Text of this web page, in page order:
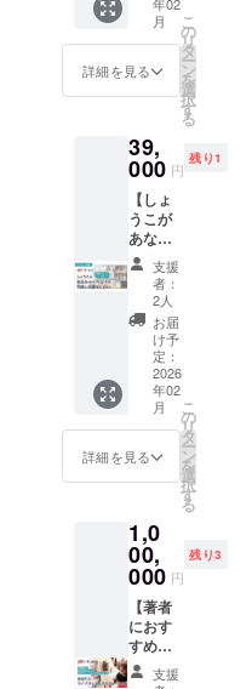
開催形
式：リ
オンラ
インい
能で
す。 開
催日：
2026年
2月から
12月末
までの
間で購
入者と
日程調
整。 ※
講演内
容：
テーマ
はお
望実
現、話
聞き
方、人
間関係
など、
相談対
応させ
ていた
だきま
す。公
しいひ
と時を
たい方
におす
す！
▼▼▼
リター
ン詳細
▼▼▼
開催形
式：リ
アル・
オンラ
インい
ずれも
対応可
能で
す。 ＊
リアル
の開催
の場
備品費
など イ
ベント
に関わ
る経費
は購入
者様の
ご負担
の習
慣』 ・
きずな
出版 ・
籍は発
売次
第、順
次発送
いたし
ます。
※国内発
送のみ
に対応
してい
ます。
する権
利！
（11,11
1円）】
内容で
す。 リ
ターン
内容は
一緒で
すが、
より深
く千葉
祥子を
応援し
ていた
だける
方向け
になり
ます！
※ご支援
いただ
１冊を
郵送
で、そ
してお
礼の動
画メッ
セージ
をメー
なりま
す！ ※
ご支援
いただ
いた方
にはサ
１冊と
お礼の
動画
メッ
セージ
をメー
ルでお
送りし
ます。
※このリ
ターン
は【千
葉祥子
を心か
ら応援
する権
利！
1円）】
ターン
と同じ
内容で
す。 リ
ターン
内容は
一緒で
すが、
イン本1
冊付
き)】
しょう
この司
会は、
れて場
が盛り
上がる
と評判
です。
その
しょう
こが、
あなた
のイベ
ントの
司会を
しま
す！し
かも、
イベン
トの運
しま
す。
数々の
イベン
トを主
催、企
画、運
営して
年02
月
詳細を見る
こ
の
リ
タ
ー
ン
を
選
択
す
る
39,
000 円
残り1
【しょ
うこが
あなた
のオン
ライン
イベン
トの司
会と応
援をし
ます。
(サイン
本1冊付
き)】
しょう
この司
会は、
れて場
が盛り
上がる
と評判
です。
その
しょう
こが、
あなた
支援
者：
2人
お届
け予
定：
2026
年02
月
詳細を見る
こ
の
リ
タ
ー
ン
を
選
択
す
る
1,0
00,
000 円
残り3
【著者
におす
すめ！
あなた
の本や
支援